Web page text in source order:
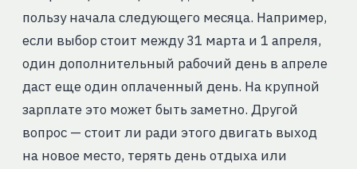
пользу начала следующего месяца. Например,
если выбор стоит между 31 марта и 1 апреля,
один дополнительный рабочий день в апреле
даст еще один оплаченный день. На крупной
зарплате это может быть заметно. Другой
вопрос — стоит ли ради этого двигать выход
на новое место, терять день отдыха или